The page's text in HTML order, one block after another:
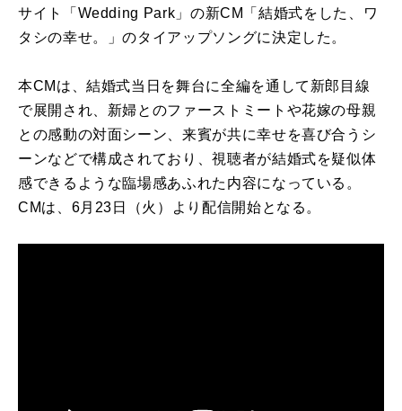
サイト「Wedding Park」の新CM「結婚式をした、ワ
タシの幸せ。」のタイアップソングに決定した。
本CMは、結婚式当日を舞台に全編を通して新郎目線
で展開され、新婦とのファーストミートや花嫁の母親
との感動の対面シーン、来賓が共に幸せを喜び合うシ
ーンなどで構成されており、視聴者が結婚式を疑似体
感できるような臨場感あふれた内容になっている。
CMは、6月23日（火）より配信開始となる。